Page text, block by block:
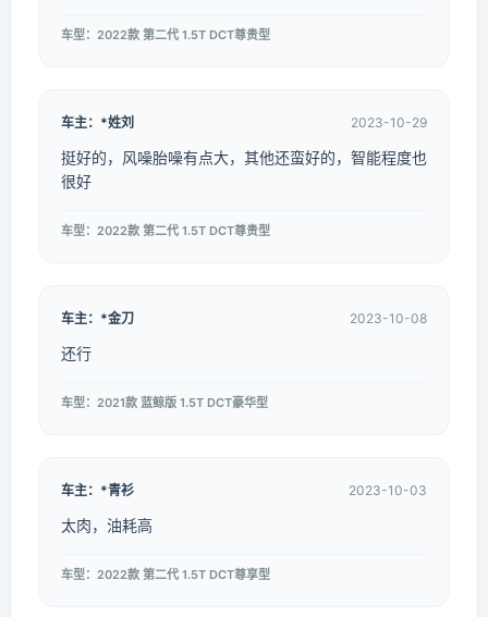
车型：2022款 第二代 1.5T DCT尊贵型
车主：*姓刘 2023-10-29
挺好的，风噪胎噪有点大，其他还蛮好的，智能程度也
很好
车型：2022款 第二代 1.5T DCT尊贵型
车主：*金刀 2023-10-08
还行
车型：2021款 蓝鲸版 1.5T DCT豪华型
车主：*青衫 2023-10-03
太肉，油耗高
车型：2022款 第二代 1.5T DCT尊享型